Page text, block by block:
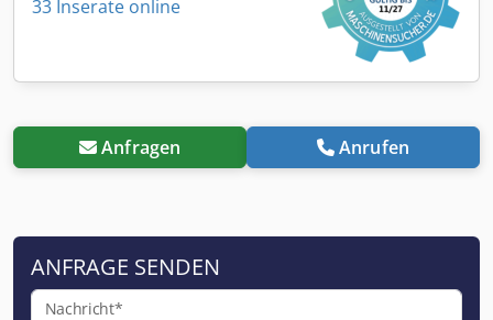
33 Inserate online
Anfragen Anrufen
ANFRAGE SENDEN
Nachricht*